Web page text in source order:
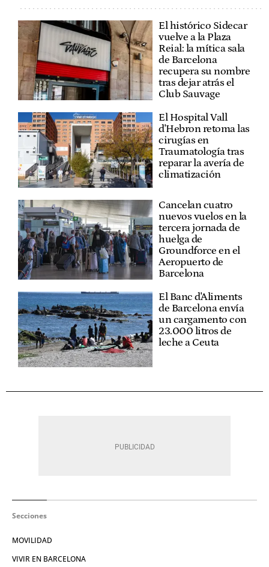
El histórico Sidecar
vuelve a la Plaza
Reial: la mítica sala
de Barcelona
recupera su nombre
tras dejar atrás el
Club Sauvage
El Hospital Vall
d'Hebron retoma las
cirugías en
Traumatología tras
reparar la avería de
climatización
Cancelan cuatro
nuevos vuelos en la
tercera jornada de
huelga de
Groundforce en el
Aeropuerto de
Barcelona
El Banc d'Aliments
de Barcelona envía
un cargamento con
23.000 litros de
leche a Ceuta
Secciones
MOVILIDAD
VIVIR EN BARCELONA